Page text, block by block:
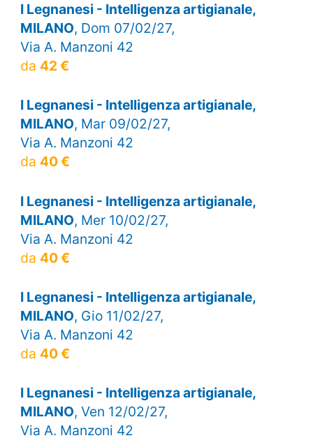
I Legnanesi - Intelligenza artigianale,
MILANO, Dom 07/02/27,
Via A. Manzoni 42
da 42 €
I Legnanesi - Intelligenza artigianale,
MILANO, Mar 09/02/27,
Via A. Manzoni 42
da 40 €
I Legnanesi - Intelligenza artigianale,
MILANO, Mer 10/02/27,
Via A. Manzoni 42
da 40 €
I Legnanesi - Intelligenza artigianale,
MILANO, Gio 11/02/27,
Via A. Manzoni 42
da 40 €
I Legnanesi - Intelligenza artigianale,
MILANO, Ven 12/02/27,
Via A. Manzoni 42